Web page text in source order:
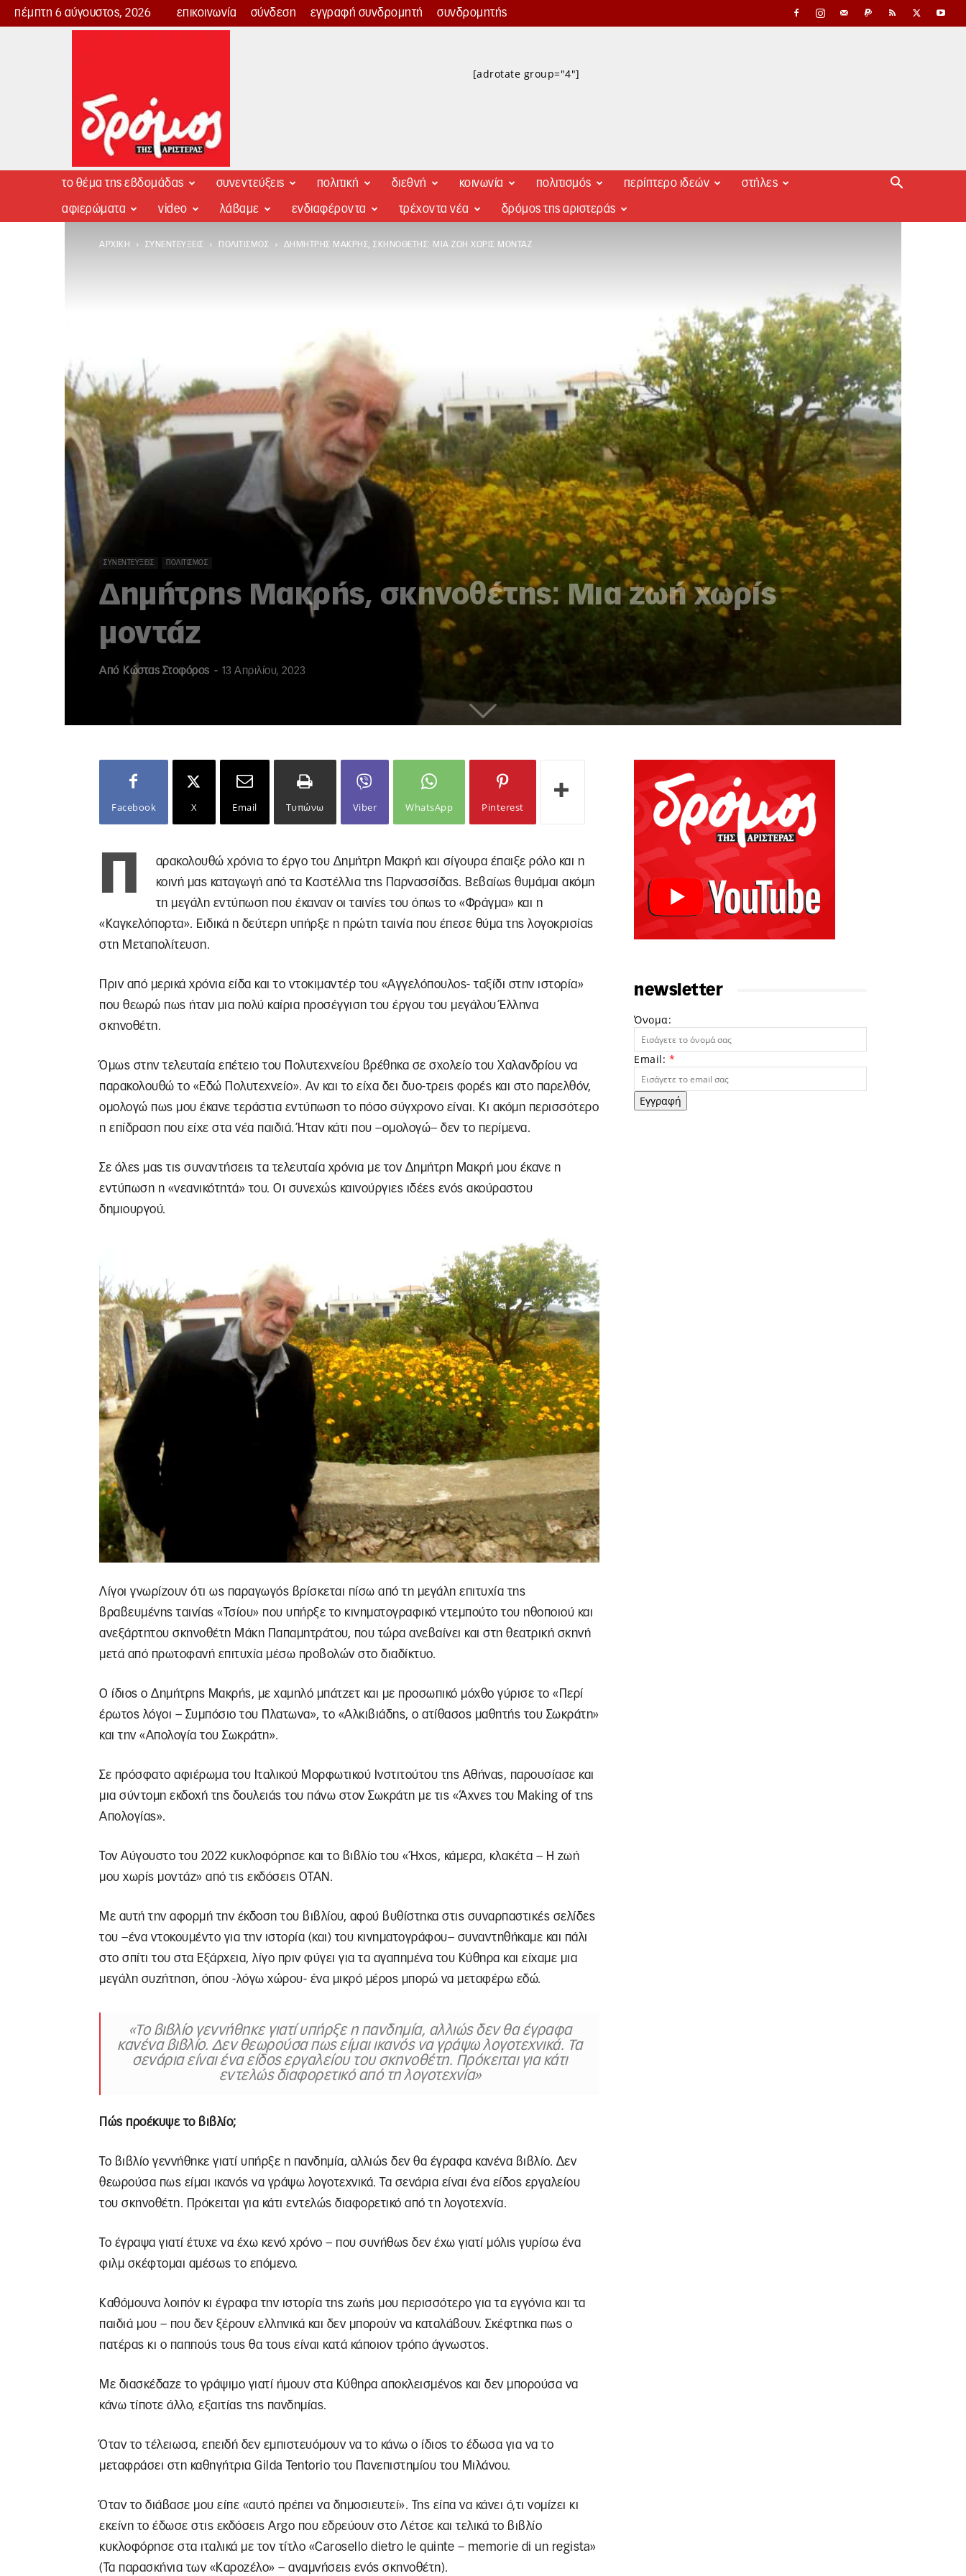
πέμπτη 6 αύγουστος, 2026 επικοινωνία σύνδεση εγγραφή συνδρομητή συνδρομητής
Δρόμος
[adrotate group="4"]
το θέμα της εβδομάδας συνεντεύξεις πολιτική διεθνή κοινωνία πολιτισμός περίπτερο ιδεών στήλες
αφιερώματα video λάβαμε ενδιαφέροντα τρέχοντα νέα δρόμος της αριστεράς
ΑΡΧΙΚΉ ΣΥΝΕΝΤΕΎΞΕΙΣ ΠΟΛΙΤΙΣΜΌΣ ΔΗΜΉΤΡΗΣ ΜΑΚΡΉΣ, ΣΚΗΝΟΘΈΤΗΣ: ΜΙΑ ΖΩΉ ΧΩΡΊΣ ΜΟΝΤΆΖ
ΣΥΝΕΝΤΕΎΞΕΙΣ ΠΟΛΙΤΙΣΜΌΣ
Δημήτρης Μακρής, σκηνοθέτης: Μια ζωή χωρίς
μοντάζ
Από Κώστας Στοφόρος - 13 Απριλίου, 2023
Facebook X Email Τυπώνω Viber WhatsApp Pinterest
Π
αρακολουθώ χρόνια το έργο του Δημήτρη Μακρή και σίγουρα έπαιξε ρόλο και η
κοινή μας καταγωγή από τα Καστέλλια της Παρνασσίδας. Βεβαίως θυμάμαι ακόμη
τη μεγάλη εντύπωση που έκαναν οι ταινίες του όπως το «Φράγμα» και η
«Καγκελόπορτα». Ειδικά η δεύτερη υπήρξε η πρώτη ταινία που έπεσε θύμα της λογοκρισίας
στη Μεταπολίτευση.
Πριν από μερικά χρόνια είδα και το ντοκιμαντέρ του «Αγγελόπουλος- ταξίδι στην ιστορία»
που θεωρώ πως ήταν μια πολύ καίρια προσέγγιση του έργου του μεγάλου Έλληνα
σκηνοθέτη.
Όμως στην τελευταία επέτειο του Πολυτεχνείου βρέθηκα σε σχολείο του Χαλανδρίου να
παρακολουθώ το «Εδώ Πολυτεχνείο». Αν και το είχα δει δυο-τρεις φορές και στο παρελθόν,
ομολογώ πως μου έκανε τεράστια εντύπωση το πόσο σύγχρονο είναι. Κι ακόμη περισσότερο
η επίδραση που είχε στα νέα παιδιά. Ήταν κάτι που –ομολογώ– δεν το περίμενα.
Σε όλες μας τις συναντήσεις τα τελευταία χρόνια με τον Δημήτρη Μακρή μου έκανε η
εντύπωση η «νεανικότητά» του. Οι συνεχώς καινούργιες ιδέες ενός ακούραστου
δημιουργού.
Λίγοι γνωρίζουν ότι ως παραγωγός βρίσκεται πίσω από τη μεγάλη επιτυχία της
βραβευμένης ταινίας «Τσίου» που υπήρξε το κινηματογραφικό ντεμπούτο του ηθοποιού και
ανεξάρτητου σκηνοθέτη Μάκη Παπαμητράτου, που τώρα ανεβαίνει και στη θεατρική σκηνή
μετά από πρωτοφανή επιτυχία μέσω προβολών στο διαδίκτυο.
Ο ίδιος ο Δημήτρης Μακρής, με χαμηλό μπάτζετ και με προσωπικό μόχθο γύρισε το «Περί
έρωτος λόγοι – Συμπόσιο του Πλατωνα», το «Αλκιβιάδης, ο ατίθασος μαθητής του Σωκράτη»
και την «Απολογία του Σωκράτη».
Σε πρόσφατο αφιέρωμα του Ιταλικού Μορφωτικού Ινστιτούτου της Αθήνας, παρουσίασε και
μια σύντομη εκδοχή της δουλειάς του πάνω στον Σωκράτη με τις «Άχνες του Making of της
Απολογίας».
Τον Αύγουστο του 2022 κυκλοφόρησε και το βιβλίο του «Ήχος, κάμερα, κλακέτα – Η ζωή
μου χωρίς μοντάζ» από τις εκδόσεις ΟΤΑΝ.
Με αυτή την αφορμή την έκδοση του βιβλίου, αφού βυθίστηκα στις συναρπαστικές σελίδες
του –ένα ντοκουμέντο για την ιστορία (και) του κινηματογράφου– συναντηθήκαμε και πάλι
στο σπίτι του στα Εξάρχεια, λίγο πριν φύγει για τα αγαπημένα του Κύθηρα και είχαμε μια
μεγάλη συζήτηση, όπου -λόγω χώρου- ένα μικρό μέρος μπορώ να μεταφέρω εδώ.
«Το βιβλίο γεννήθηκε γιατί υπήρξε η πανδημία, αλλιώς δεν θα έγραφα
κανένα βιβλίο. Δεν θεωρούσα πως είμαι ικανός να γράψω λογοτεχνικά. Τα
σενάρια είναι ένα είδος εργαλείου του σκηνοθέτη. Πρόκειται για κάτι
εντελώς διαφορετικό από τη λογοτεχνία»
Πώς προέκυψε το βιβλίο;
Το βιβλίο γεννήθηκε γιατί υπήρξε η πανδημία, αλλιώς δεν θα έγραφα κανένα βιβλίο. Δεν
θεωρούσα πως είμαι ικανός να γράψω λογοτεχνικά. Τα σενάρια είναι ένα είδος εργαλείου
του σκηνοθέτη. Πρόκειται για κάτι εντελώς διαφορετικό από τη λογοτεχνία.
Το έγραψα γιατί έτυχε να έχω κενό χρόνο – που συνήθως δεν έχω γιατί μόλις γυρίσω ένα
φιλμ σκέφτομαι αμέσως το επόμενο.
Καθόμουνα λοιπόν κι έγραφα την ιστορία της ζωής μου περισσότερο για τα εγγόνια και τα
παιδιά μου – που δεν ξέρουν ελληνικά και δεν μπορούν να καταλάβουν. Σκέφτηκα πως ο
πατέρας κι ο παππούς τους θα τους είναι κατά κάποιον τρόπο άγνωστος.
Με διασκέδαζε το γράψιμο γιατί ήμουν στα Κύθηρα αποκλεισμένος και δεν μπορούσα να
κάνω τίποτε άλλο, εξαιτίας της πανδημίας.
Όταν το τέλειωσα, επειδή δεν εμπιστευόμουν να το κάνω ο ίδιος το έδωσα για να το
μεταφράσει στη καθηγήτρια Gilda Tentorio του Πανεπιστημίου του Μιλάνου.
Όταν το διάβασε μου είπε «αυτό πρέπει να δημοσιευτεί». Της είπα να κάνει ό,τι νομίζει κι
εκείνη το έδωσε στις εκδόσεις Argo που εδρεύουν στο Λέτσε και τελικά το βιβλίο
κυκλοφόρησε στα ιταλικά με τον τίτλο «Carosello dietro le quinte – memorie di un regista»
(Τα παρασκήνια των «Καροζέλο» – αναμνήσεις ενός σκηνοθέτη).
newsletter
Όνομα:
Email: *
Εγγραφή